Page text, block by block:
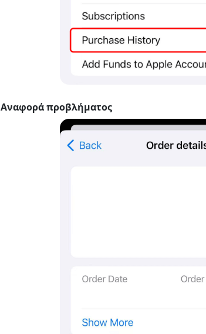
Αναφορά προβλήματος